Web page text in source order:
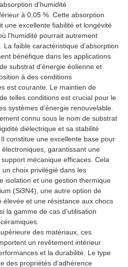
d'humidité
à 0,05 %. Cette absorption
une excellente fiabilité et longévité
l'humidité pourrait autrement
La faible caractéristique d'absorption
bénéfique dans les applications
substrat d'énergie éolienne et
à des conditions
est courante. Le maintien de
telles conditions est crucial pour le
systèmes d’énergie renouvelable.
connu sous le nom de substrat
diélectrique et sa stabilité
constitue une excellente base pour
garantissant une
mécanique efficaces. Cela
choix privilégié dans les
isolation et une gestion thermique
(Si3N4), une autre option de
élevée et une résistance aux chocs
la gamme de cas d'utilisation
des matériaux, ces
un revêtement intérieur
et la durabilité. Le type
des propriétés d'adhérence